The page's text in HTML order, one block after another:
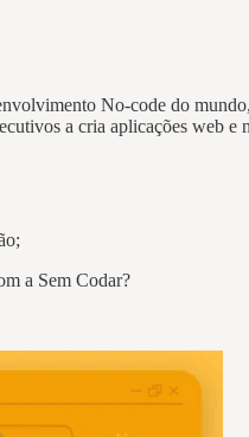
No-code do
a cria aplicações
a Sem Codar?